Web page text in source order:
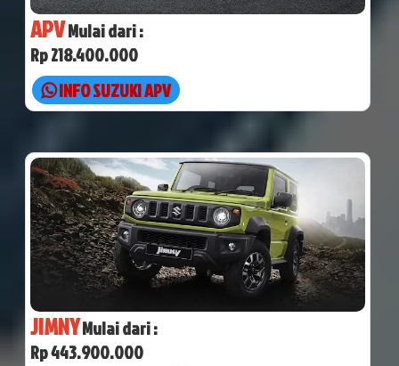
APVMulai dari :
Rp 218.400.000
INFO SUZUKI APV
JIMNYMulai dari :
Rp 443.900.000